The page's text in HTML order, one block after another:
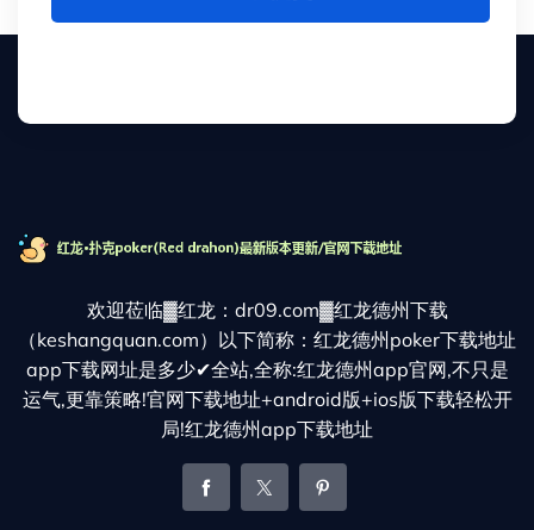
欢迎莅临▓红龙：dr09.com▓红龙德州下载
（keshangquan.com）以下简称：红龙德州poker下载地址
app下载网址是多少✔全站,全称:红龙德州app官网,不只是
运气,更靠策略!官网下载地址+android版+ios版下载轻松开
局!红龙德州app下载地址